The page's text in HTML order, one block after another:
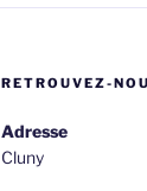
RETROUVEZ-
Adresse
Cluny